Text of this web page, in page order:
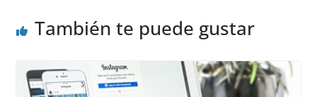
También te puede gustar